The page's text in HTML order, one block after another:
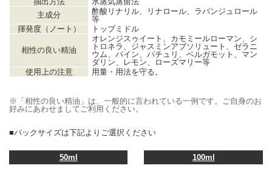
主成分
酢酸リナリル、リナロール、ラバンジュロール
等
揮発度（ノート）
トップミドル
相性の良い精油
オレンジスゥイート、カモミールローマン、シ
トロネラ、ジャスミンアブソリュート、ゼラニ
ウム、パイン、パチュリ、ベルガモット、マン
ダリン、レモン、ローズマリー等
使用上の注意
用量・用法を守る。
※「相性の良い精油」は、一般的に言われている一例です。ご自身のお
好みにあわせましてご利用ください。
■パックサイズは下記よりご選択ください
50ml 100ml